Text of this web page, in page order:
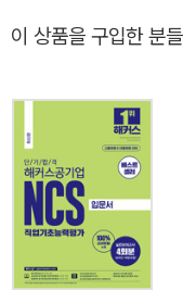
실전모의고사까지 NCS
반영한 이론과 문제로
시험까지 포함하여 최
영하였습니다. 2) 기획
청강사가 집필한 높은
자주 출제되는 36개 기출 유
이고 효율적 학습이 가
이 상품을 구입한 분